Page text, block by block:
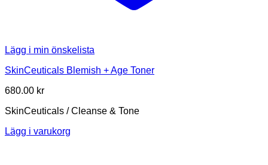
Lägg i min önskelista
SkinCeuticals Blemish + Age Toner
680.00 kr
SkinCeuticals / Cleanse & Tone
Lägg i varukorg